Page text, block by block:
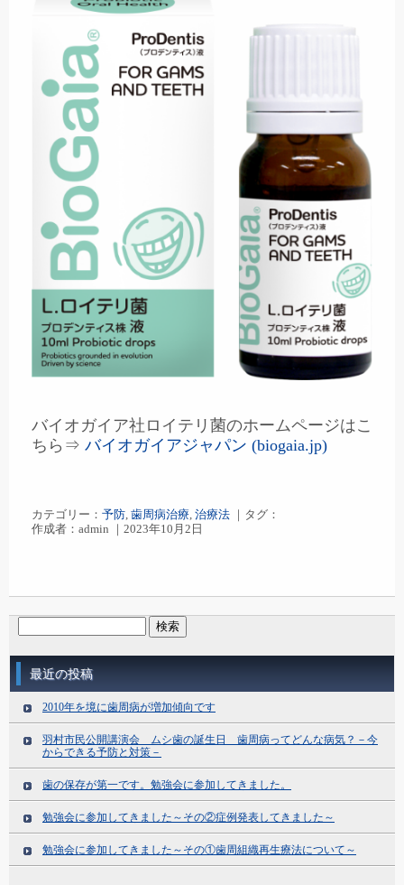
バイオガイア社ロイテリ菌のホームページはこ
ちら⇒ バイオガイアジャパン (biogaia.jp)
カテゴリー： 予防, 歯周病治療, 治療法 ｜タグ：
作成者：admin ｜2023年10月2日
最近の投稿
2010年を境に歯周病が増加傾向です
羽村市民公開講演会 ムシ歯の誕生日 歯周病ってどんな病気？－今
からできる予防と対策－
歯の保存が第一です。勉強会に参加してきました。
勉強会に参加してきました～その②症例発表してきました～
勉強会に参加してきました～その①歯周組織再生療法について～